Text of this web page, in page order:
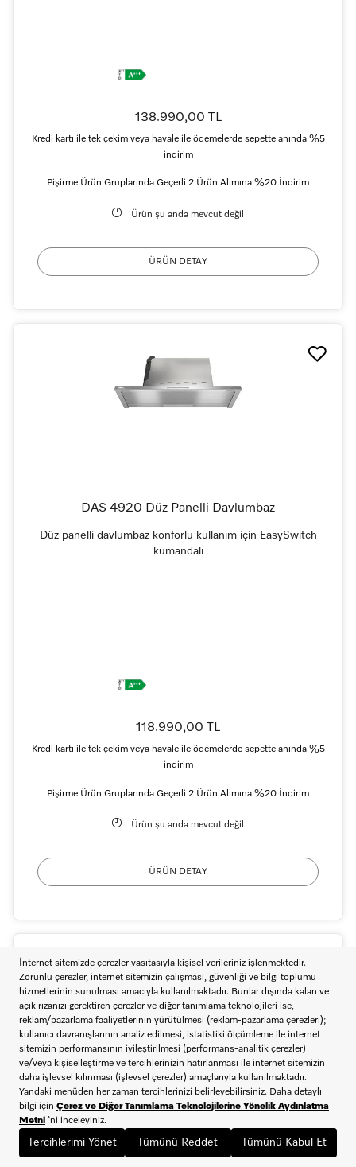
138.990,00 TL
Kredi kartı ile tek çekim veya havale ile ödemelerde sepette anında %5
indirim
Pişirme Ürün Gruplarında Geçerli 2 Ürün Alımına %20 İndirim
Ürün şu anda mevcut değil
ÜRÜN DETAY
DAS 4920 Düz Panelli Davlumbaz
Düz panelli davlumbaz konforlu kullanım için EasySwitch
kumandalı
118.990,00 TL
Kredi kartı ile tek çekim veya havale ile ödemelerde sepette anında %5
indirim
Pişirme Ürün Gruplarında Geçerli 2 Ürün Alımına %20 İndirim
Ürün şu anda mevcut değil
ÜRÜN DETAY
DAS 2620 Düz Panelli Davlumbaz
Düz panelli davlumbaz konforlu kullanım için EasySwitch